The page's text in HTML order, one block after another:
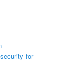
for